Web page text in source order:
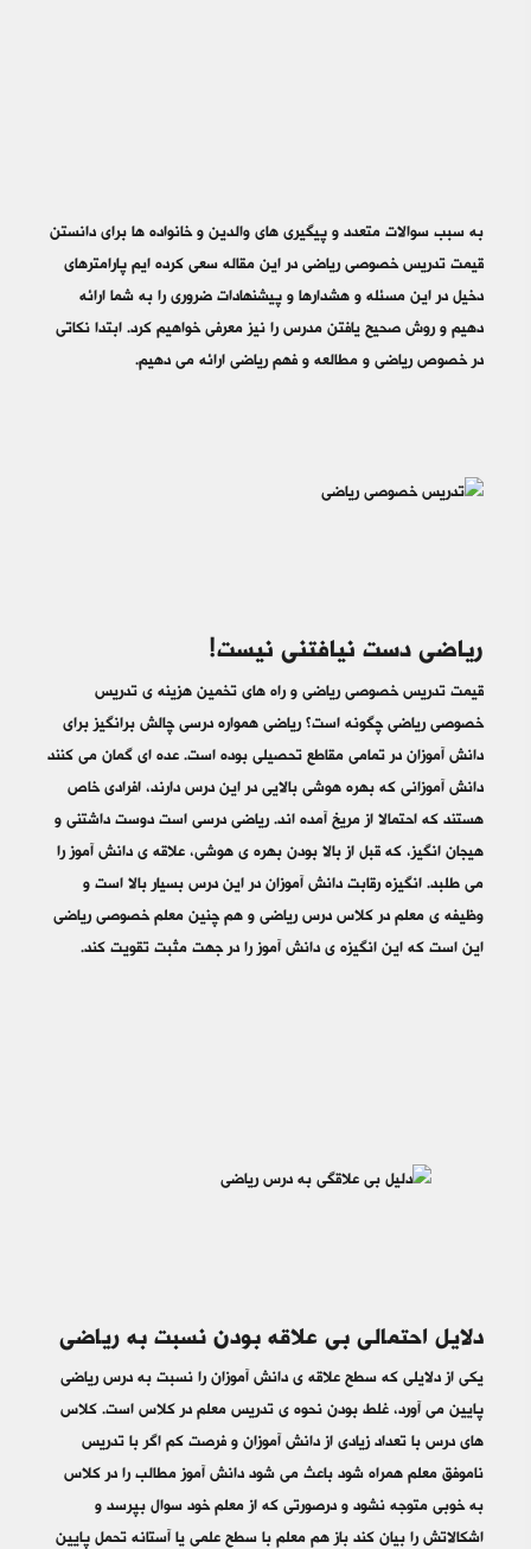
به سبب سوالات متعدد و پیگیری های والدین و خانواده ها برای دانستن
قیمت تدریس خصوصی ریاضی در این مقاله سعی کرده ایم پارامترهای
دخیل در این مسئله و هشدارها و پیشنهادات ضروری را به شما ارائه
دهیم و روش صحیح یافتن مدرس را نیز معرفی خواهیم کرد. ابتدا نکاتی
در خصوص ریاضی و مطالعه و فهم ریاضی ارائه می دهیم.
ریاضی دست نیافتنی نیست!
قیمت تدریس خصوصی ریاضی و راه های تخمین هزینه ی تدریس
خصوصی ریاضی چگونه است؟ ریاضی همواره درسی چالش برانگیز برای
دانش آموزان در تمامی مقاطع تحصیلی بوده است. عده ای گمان می کنند
دانش آموزانی که بهره هوشی بالایی در این درس دارند، افرادی خاص
هستند که احتمالا از مریخ آمده اند. ریاضی درسی است دوست داشتنی و
هیجان انگیز، که قبل از بالا بودن بهره ی هوشی، علاقه ی دانش آموز را
می طلبد. انگیزه رقابت دانش آموزان در این درس بسیار بالا است و
وظیفه ی معلم در کلاس درس ریاضی و هم چنین معلم خصوصی ریاضی
این است که این انگیزه ی دانش آموز را در جهت مثبت تقویت کند.
دلایل احتمالی بی علاقه بودن نسبت به ریاضی
یکی از دلایلی که سطح علاقه ی دانش آموزان را نسبت به درس ریاضی
پایین می آورد، غلط بودن نحوه ی تدریس معلم در کلاس است. کلاس
های درس با تعداد زیادی از دانش آموزان و فرصت کم اگر با تدریس
ناموفق معلم همراه شود باعث می شود دانش آموز مطالب را در کلاس
به خوبی متوجه نشود و درصورتی که از معلم خود سوال بپرسد و
اشکالاتش را بیان کند باز هم معلم با سطح علمی یا آستانه تحمل پایین